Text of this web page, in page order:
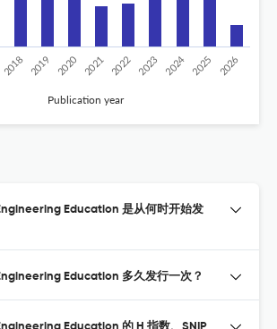
Publication year
2018 2019 2020 2021 2022 2023 2024 2025 2026
Education 是从何时开始发
Education 多久发行一次？
Education 的 H 指数、SNIP